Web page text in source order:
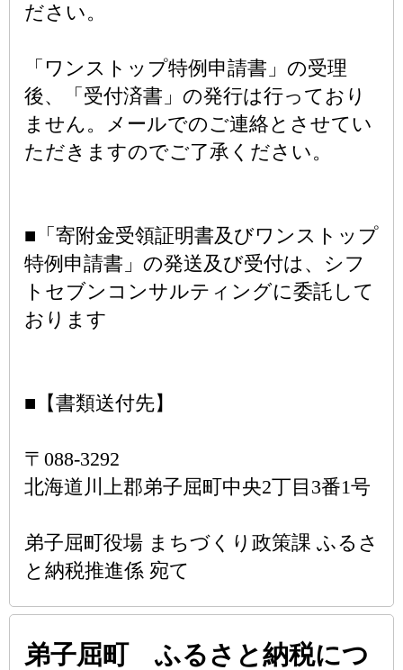
ださい。
「ワンストップ特例申請書」の受理
後、「受付済書」の発行は行っており
ません。メールでのご連絡とさせてい
ただきますのでご了承ください。
■「寄附金受領証明書及びワンストップ
特例申請書」の発送及び受付は、シフ
トセブンコンサルティングに委託して
おります
■【書類送付先】
〒088-3292
北海道川上郡弟子屈町中央2丁目3番1号
弟子屈町役場 まちづくり政策課 ふるさ
と納税推進係 宛て
弟子屈町 ふるさと納税につ